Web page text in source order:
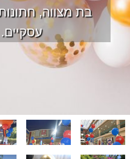
בת מצווה,
עסקיים.